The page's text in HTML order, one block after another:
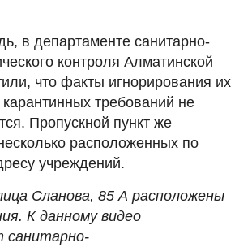
в департаменте санитарно-
контроля Алматинской
что факты игнорирования их
требований не
Пропускной пункт же
расположенных по
учреждений.
Сланова, 85 А расположены
К данному видео
санитарно-